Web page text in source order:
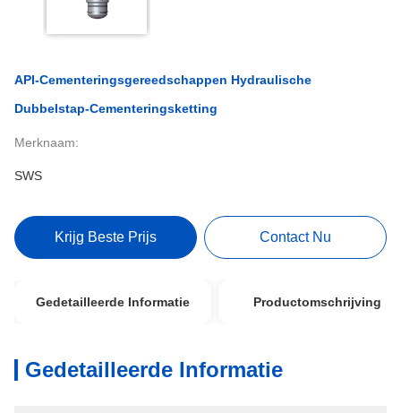
API-Cementeringsgereedschappen Hydraulische
Dubbelstap-Cementeringsketting
Merknaam:
SWS
Krijg Beste Prijs Contact Nu
Gedetailleerde Informatie Productomschrijving
Gedetailleerde Informatie